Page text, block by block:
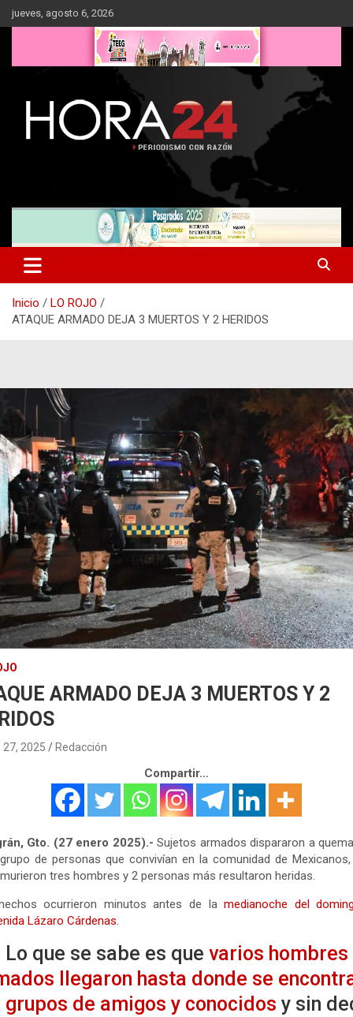
Saltar
al
jueves, agosto 6, 2026
Inicio
LO ROJO
ATAQUE ARMADO DEJA 3 MUERTOS Y 2 HERIDOS
ARMADO DEJA 3 MUERTOS Y 2
27, 2025 Redacción
Compartir...
Gto. (27 enero 2025).- Sujetos armados dispararon a
de personas que convivían en la comunidad de
tres hombres y 2 personas más resultaron heridas.
ocurrieron minutos antes de lamedianoche del
Lázaro Cárdenas.
Lo que se sabe es que varios hombres
llegaron hasta donde se
grupos de amigos y conocidos y sin